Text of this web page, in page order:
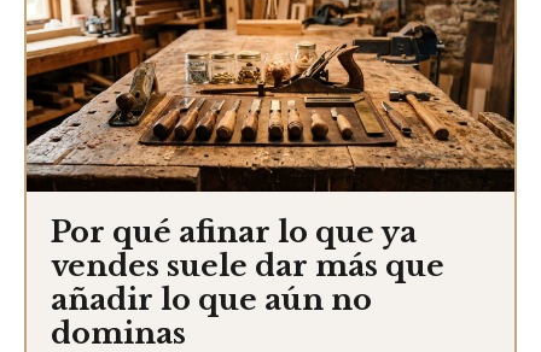
Por qué afinar lo que ya
vendes suele dar más que
añadir lo que aún no
dominas